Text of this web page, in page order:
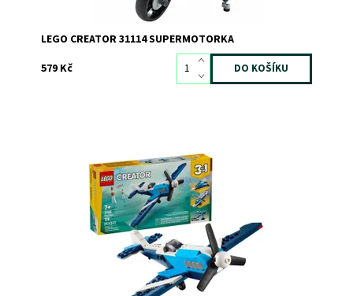
LEGO CREATOR 31114 SUPERMOTORKA
579 Kč
Se stavebnicí LEGO® Creator 3v1 Závodní letadlo se děti
vznesou do oblak
Dostupnost:
Skladem>3
12123
LEGO